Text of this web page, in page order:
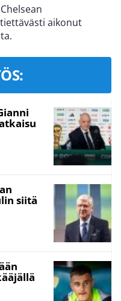
aikonut
siitä